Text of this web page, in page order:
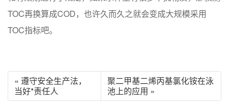
TOC再换算成COD，也许久而久之就会变成大规模采用
TOC指标吧。
« 遵守安全生产法，
当好*责任人
聚二甲基二烯丙基氯化铵在泳
池上的应用 »